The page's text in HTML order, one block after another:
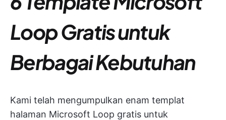
Loop Gratis untuk
Berbagai Kebutuhan
Kami telah mengumpulkan enam templat
halaman Microsoft Loop gratis untuk